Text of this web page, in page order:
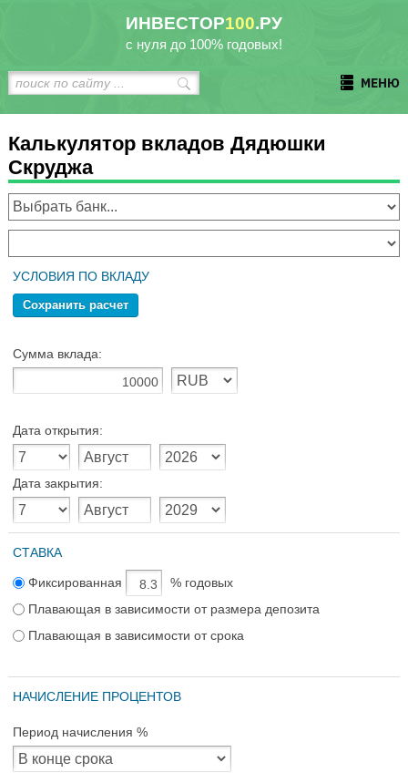
ИНВЕСТОР100.РУ
с нуля до 100% годовых!
МЕНЮ
Калькулятор вкладов Дядюшки
Скруджа
УСЛОВИЯ ПО ВКЛАДУ
Сохранить расчет
Сумма вклада:
Дата открытия:
Дата закрытия:
СТАВКА
Фиксированная
% годовых
Плавающая в зависимости от размера депозита
Плавающая в зависимости от срока
НАЧИСЛЕНИЕ ПРОЦЕНТОВ
Период начисления %